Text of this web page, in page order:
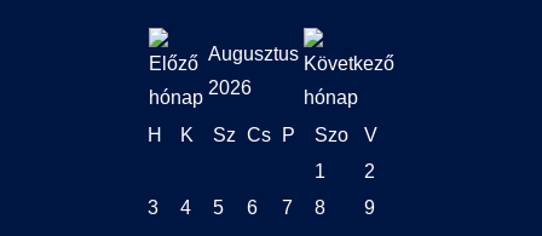
Augusztus
2026
H K Sz Cs P Szo
V
1
2
3
4 5 6 7 8
9